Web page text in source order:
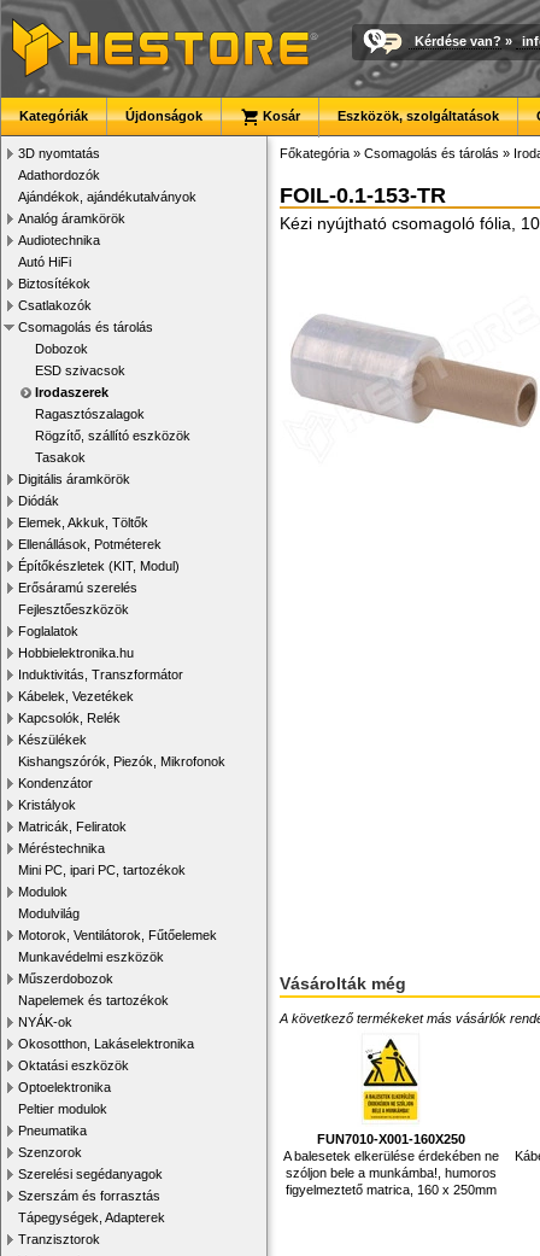
Kérdése van? »
Kategóriák Újdonságok Kosár Eszközök, szolgáltatások
3D nyomtatás
Adathordozók
Ajándékok, ajándékutalványok
Analóg áramkörök
Audiotechnika
Autó HiFi
Biztosítékok
Csatlakozók
Csomagolás és tárolás
Dobozok
ESD szivacsok
Irodaszerek
Ragasztószalagok
Rögzítő, szállító eszközök
Tasakok
Digitális áramkörök
Diódák
Elemek, Akkuk, Töltők
Ellenállások, Potméterek
Építőkészletek (KIT, Modul)
Erősáramú szerelés
Fejlesztőeszközök
Foglalatok
Hobbielektronika.hu
Induktivitás, Transzformátor
Kábelek, Vezetékek
Kapcsolók, Relék
Készülékek
Kishangszórók, Piezók, Mikrofonok
Kondenzátor
Kristályok
Matricák, Feliratok
Méréstechnika
Mini PC, ipari PC, tartozékok
Modulok
Modulvilág
Motorok, Ventilátorok, Fűtőelemek
Munkavédelmi eszközök
Műszerdobozok
Napelemek és tartozékok
NYÁK-ok
Okosotthon, Lakáselektronika
Oktatási eszközök
Optoelektronika
Peltier modulok
Pneumatika
Szenzorok
Szerelési segédanyagok
Szerszám és forrasztás
Tápegységek, Adapterek
Tranzisztorok
Főkategória » Csomagolás és tárolás »
FOIL-0.1-153-TR
Kézi nyújtható csomagoló fólia,
Vásárolták még
A következő termékeket más vásárlók
FUN7010-X001-160X250
A balesetek elkerülése érdekében ne
szóljon bele a munkámba!, humoros
figyelmeztető matrica, 160 x 250mm